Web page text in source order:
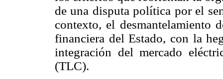
de una disputa política por el
contexto, el desmantelamiento
financiera del Estado, con la
integración del mercado
(TLC).